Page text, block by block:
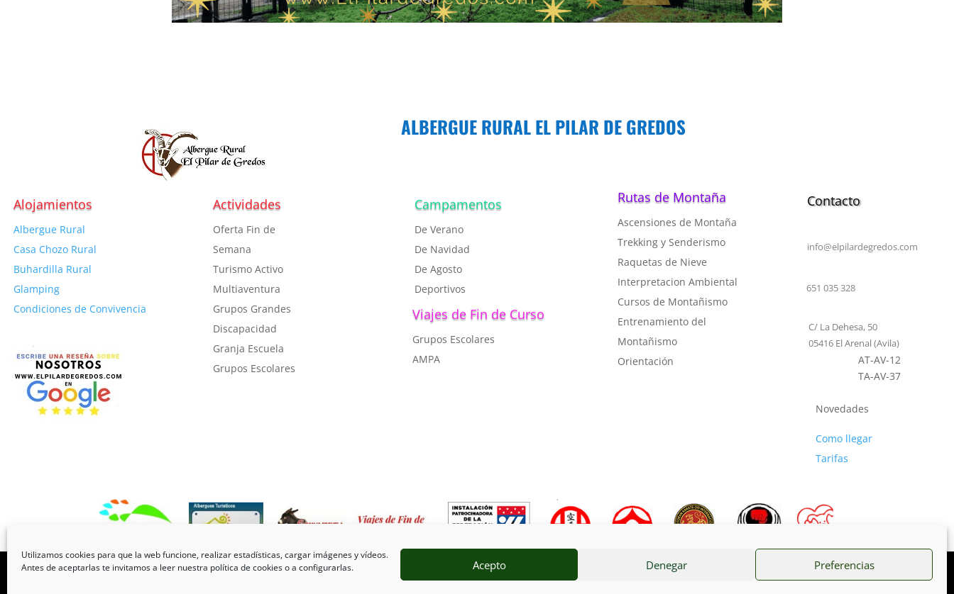
Utilizamos cookies para que la web funcione, realizar estadísticas, cargar imágenes y vídeos.
Antes de aceptarlas te invitamos a leer nuestra política de cookies o a configurarlas.
Acepto Denegar Preferencias
ALBERGUE RURAL EL PILAR DE GREDOS
Alojamientos
Albergue Rural
Casa Chozo Rural
Buhardilla Rural
Glamping
Condiciones de Convivencia
Actividades
Oferta Fin de
Semana
Turismo Activo
Multiaventura
Grupos Grandes
Discapacidad
Granja Escuela
Grupos Escolares
Campamentos
De Verano
De Navidad
De Agosto
Deportivos
Viajes de Fin de Curso
Grupos Escolares
AMPA
Rutas de Montaña
Ascensiones de Montaña
Trekking y Senderismo
Raquetas de Nieve
Interpretacion Ambiental
Cursos de Montañismo
Entrenamiento del
Montañismo
Orientación
Contacto
info@elpilardegredos.com
651 035 328
C/ La Dehesa, 50
05416 El Arenal (Avila)
AT-AV-12
TA-AV-37
Novedades
Como llegar
Tarifas
Aviso Legal Ι Protección de DatosΙ CookiesΙEspacio Seguro Ι Diseño y Programación Web CACZ©2021
Seguir